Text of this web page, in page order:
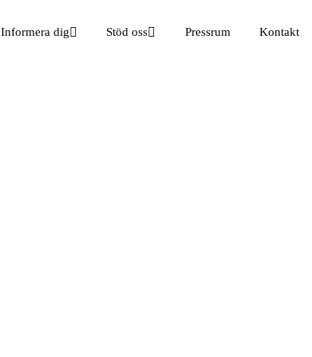
Informera dig Stöd oss Pressrum Kontakt